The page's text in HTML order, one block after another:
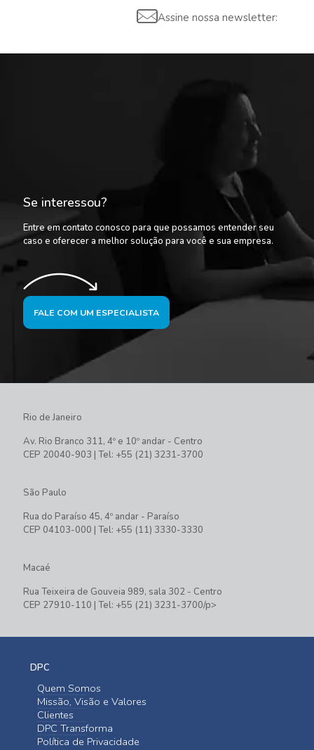
Assine nossa newsletter:
Se interessou?
Entre em contato conosco para que possamos entender seu
caso e oferecer a melhor solução para você e sua empresa.
FALE COM UM ESPECIALISTA
Rio de Janeiro
Av. Rio Branco 311, 4º e 10º andar - Centro
CEP 20040-903 | Tel: +55 (21) 3231-3700
São Paulo
Rua do Paraíso 45, 4º andar - Paraíso
CEP 04103-000 | Tel: +55 (11) 3330-3330
Macaé
Rua Teixeira de Gouveia 989, sala 302 - Centro
CEP 27910-110 | Tel: +55 (21) 3231-3700/p>
DPC
Quem Somos
Missão, Visão e Valores
Clientes
DPC Transforma
Política de Privacidade